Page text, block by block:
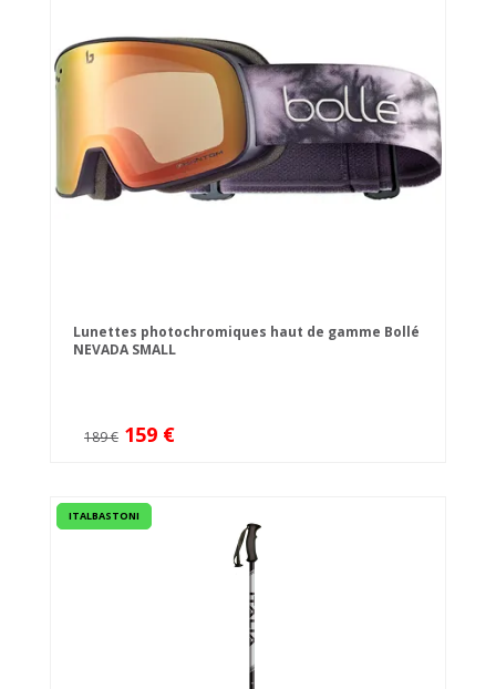
Lunettes photochromiques haut de gamme Bollé
NEVADA SMALL
189 € 159 €
ITALBASTONI